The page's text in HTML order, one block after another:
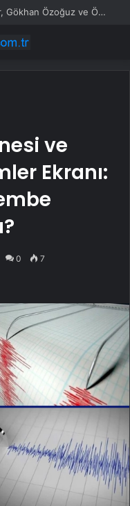
Ahbap Soruşturmasında Ece Üner, Gökhan Özoğuz ve Öykü Serter Tanık Olarak İfade Vermek Üzere Adliyeye Geldi
ve
Ekranı:
0 7